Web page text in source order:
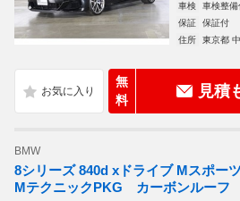
車検
車検整備
保証
保証付
住所
東京都
無
料
見積
BMW
8シリーズ 840d xドライブ Mスポー
MテクニックPKG カーボンルーフ